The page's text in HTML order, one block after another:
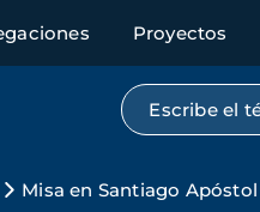
Proyectos
Búsqueda
Misa en Santiago